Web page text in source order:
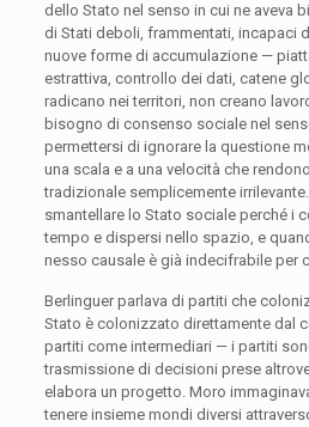
dello Stato nel senso in cui ne aveva
di Stati deboli, frammentati, incapaci
nuove forme di accumulazione —
estrattiva, controllo dei dati, catene
radicano nei territori, non creano
bisogno di consenso sociale nel
permettersi di ignorare la questione
una scala e a una velocità che
tradizionale semplicemente
smantellare lo Stato sociale perché i
tempo e dispersi nello spazio, e
nesso causale è già indecifrabile per
Berlinguer parlava di partiti che
Stato è colonizzato direttamente dal
partiti come intermediari — i partiti
trasmissione di decisioni prese
elabora un progetto. Moro
tenere insieme mondi diversi